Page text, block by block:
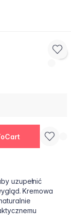
uzupełnić
Kremowa